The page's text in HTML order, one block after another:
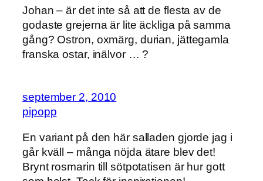
Johan – är det inte så att de flesta av de
godaste grejerna är lite äckliga på samma
gång? Ostron, oxmärg, durian, jättegamla
franska ostar, inälvor … ?
september 2, 2010
pipopp
En variant på den här salladen gjorde jag i
går kväll – många nöjda ätare blev det!
Brynt rosmarin till sötpotatisen är hur gott